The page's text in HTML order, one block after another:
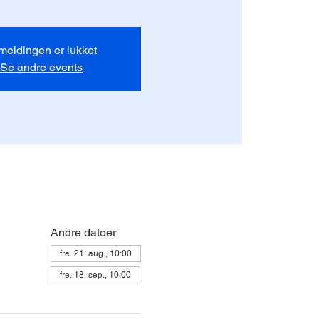
er lukket
Se andre events
Andre datoer
fre. 21. aug., 10:00
fre. 18. sep., 10:00